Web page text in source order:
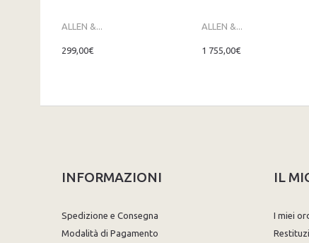
ALLEN &...
299,00€
ALLEN &...
1 755,00€
INFORMAZIONI
Spedizione e Consegna
Modalità di Pagamento
IL
I miei